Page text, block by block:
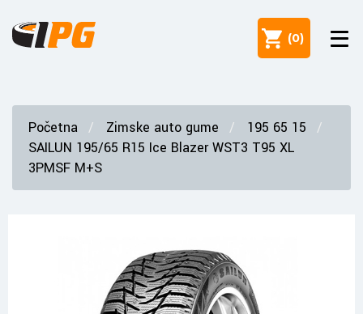
(0)
Početna Zimske auto gume
195 65 15
SAILUN 195/65 R15 Ice Blazer WST3 T95 XL
3PMSF M+S